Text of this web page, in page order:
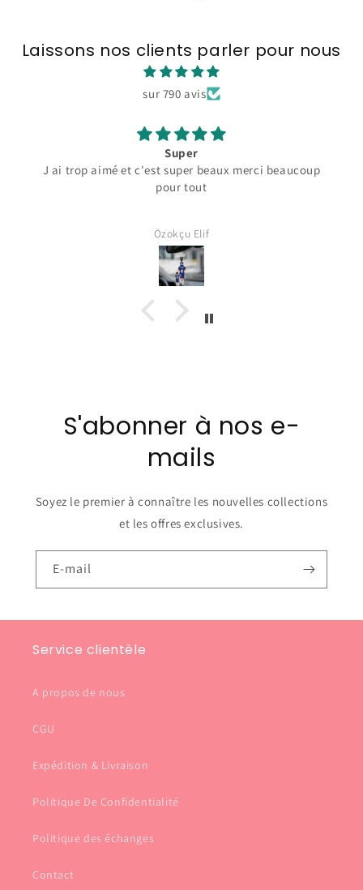
Laissons nos clients parler pour nous
sur 790 avis
Super
J ai trop aimé et c'est super beaux merci beaucoup
pour tout
Özokçu Elif
S'abonner à nos e-
mails
Soyez le premier à connaître les nouvelles collections
et les offres exclusives.
E-mail
Service clientèle
A propos de nous
CGU
Expédition & Livraison
Politique De Confidentialité
Politique des échanges
Contact